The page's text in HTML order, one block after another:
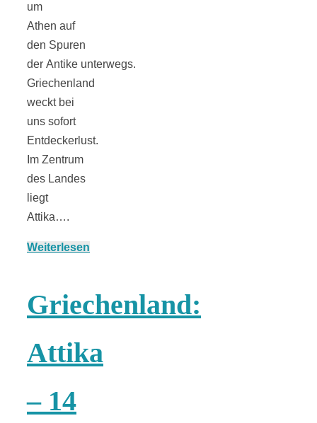
um
Athen auf
den Spuren
der Antike unterwegs.
Griechenland
weckt bei
uns sofort
Entdeckerlust.
Im Zentrum
des Landes
liegt
Attika….
Weiterlesen
Griechenland:
Attika
– 14
Ismaninger